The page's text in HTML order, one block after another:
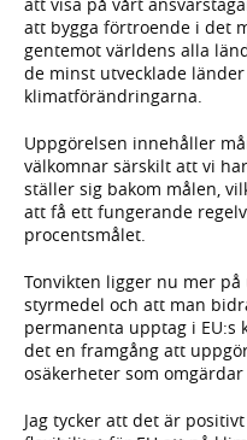
att bygga förtroende i det
gentemot världens alla
de minst utvecklade
klimatförändringarna.
Uppgörelsen innehåller
välkomnar särskilt att vi
ställer sig bakom målen,
att få ett fungerande
procentsmålet.
Tonvikten ligger nu mer
styrmedel och att man
permanenta upptag i EU:s
det en framgång att
osäkerheter som
Jag tycker att det är